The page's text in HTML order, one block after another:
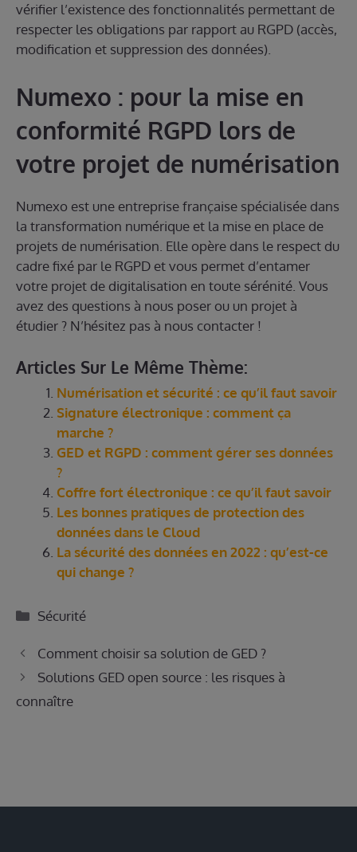
vérifier l’existence des fonctionnalités permettant de
respecter les obligations par rapport au RGPD (accès,
modification et suppression des données).
Numexo : pour la mise en
conformité RGPD lors de
votre projet de numérisation
Numexo est une entreprise française spécialisée dans
la transformation numérique et la mise en place de
projets de numérisation. Elle opère dans le respect du
cadre fixé par le RGPD et vous permet d’entamer
votre projet de digitalisation en toute sérénité. Vous
avez des questions à nous poser ou un projet à
étudier ? N’hésitez pas à nous contacter !
Articles Sur Le Même Thème:
Numérisation et sécurité : ce qu’il faut savoir
Signature électronique : comment ça
marche ?
GED et RGPD : comment gérer ses données
?
Coffre fort électronique : ce qu’il faut savoir
Les bonnes pratiques de protection des
données dans le Cloud
La sécurité des données en 2022 : qu’est-ce
qui change ?
Catégories
Sécurité
Comment choisir sa solution de GED ?
Solutions GED open source : les risques à
connaître